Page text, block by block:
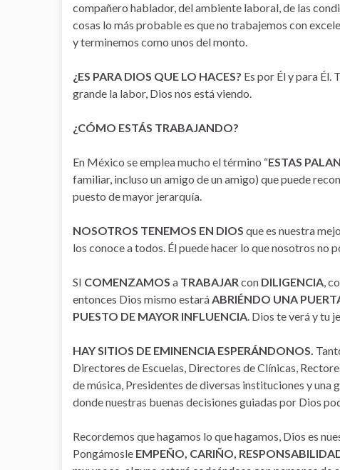
compañero hablador, del ambiente laboral, de las
cosas lo más probable es que no trabajemos con
y terminemos como unos del monto.
¿ES PARA DIOS QUE LO HACES? Es por Él y para Él.
grande la labor, Dios nos está viendo.
¿CÓMO ESTÁS TRABAJANDO?
En México se emplea mucho el término “ESTAS
familiar, incluso un amigo de un amigo) que puede
puesto de mayor jerarquía.
NOSOTROS TENEMOS EN DIOS que es nuestra
los conoce a todos. Él puede hacer lo que nosotros no
SI COMENZAMOS a TRABAJAR con DILIGENCIA,
entonces Dios mismo estaráABRIÉNDO UNA
PUESTO DE MAYOR INFLUENCIA. Dios te verá y tu
HAY SITIOS DE EMINENCIA ESPERÁNDONOS.
Directores de Escuelas, Directores de Clínicas,
de música, Presidentes de diversas instituciones y una
donde nuestras buenas decisiones guiadas por Dios
Recordemos que hagamos lo que hagamos, Dios es
Pongámosle EMPEÑO, CARIÑO,